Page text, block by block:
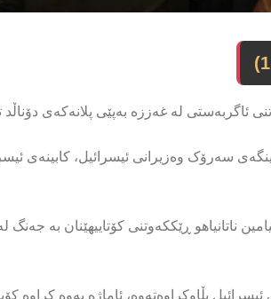
ئاگربەستی لە غەززە بەپێی پلانەکەی
سەرۆک وەزیرانی ئیسرائیل، کابینەی
ناتانیاھو ڕێککەوتنی کۆتاییھێنان بە
ئیسرائیل بڵاوکراوەتەوە، ئاماژە بەوە